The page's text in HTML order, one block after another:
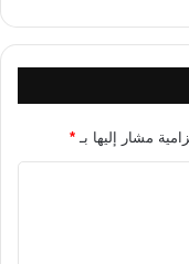
مشار إليها بـ *